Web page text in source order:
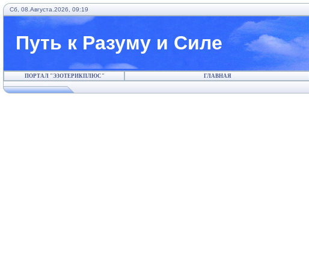
Сб, 08.Августа.2026, 09:19
Путь к Разуму и Силе
ПОРТАЛ "ЭЗОТЕРИКПЛЮС" ГЛАВНАЯ